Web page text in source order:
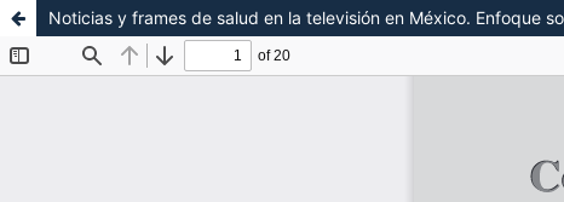
Noticias y frames de salud en la televisión en México. Enfoque